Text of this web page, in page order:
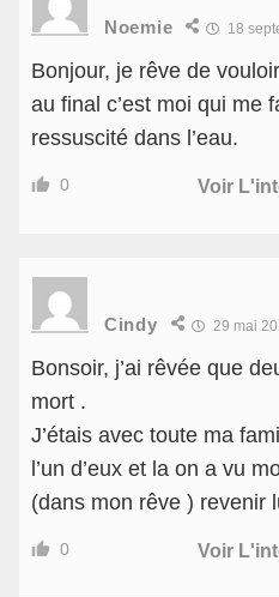
Noemie 18
Bonjour, je rêve de
au final c’est moi qui me
ressuscité dans l’eau.
0 Voir
Cindy 29 mai
Bonsoir, j’ai rêvée que
mort .
J’étais avec toute ma
l’un d’eux et la on a vu
(dans mon rêve ) revenir
0 Voir